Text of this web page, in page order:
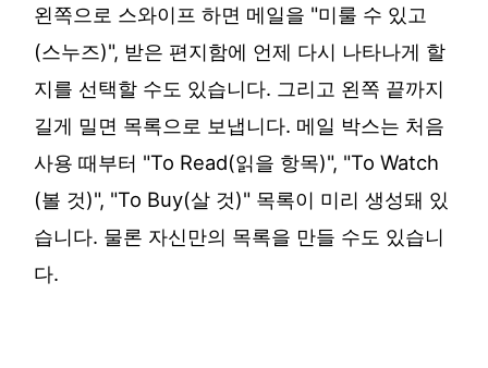
왼쪽으로 스와이프 하면 메일을 "미룰 수 있고
(스누즈)", 받은 편지함에 언제 다시 나타나게 할
지를 선택할 수도 있습니다. 그리고 왼쪽 끝까지
길게 밀면 목록으로 보냅니다. 메일 박스는 처음
사용 때부터 "To Read(읽을 항목)", "To Watch
(볼 것)", "To Buy(살 것)" 목록이 미리 생성돼 있
습니다. 물론 자신만의 목록을 만들 수도 있습니
다.